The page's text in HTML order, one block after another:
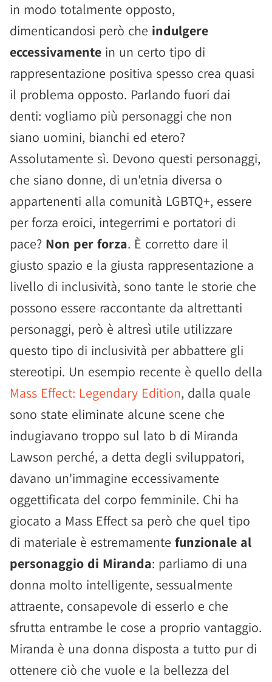
in modo totalmente opposto,
dimenticandosi però che indulgere
eccessivamente in un certo tipo di
rappresentazione positiva spesso crea quasi
il problema opposto. Parlando fuori dai
denti: vogliamo più personaggi che non
siano uomini, bianchi ed etero?
Assolutamente sì. Devono questi personaggi,
che siano donne, di un'etnia diversa o
appartenenti alla comunità LGBTQ+, essere
per forza eroici, integerrimi e portatori di
pace? Non per forza. È corretto dare il
giusto spazio e la giusta rappresentazione a
livello di inclusività, sono tante le storie che
possono essere raccontante da altrettanti
personaggi, però è altresì utile utilizzare
questo tipo di inclusività per abbattere gli
stereotipi. Un esempio recente è quello della
Mass Effect: Legendary Edition, dalla quale
sono state eliminate alcune scene che
indugiavano troppo sul lato b di Miranda
Lawson perché, a detta degli sviluppatori,
davano un'immagine eccessivamente
oggettificata del corpo femminile. Chi ha
giocato a Mass Effect sa però che quel tipo
di materiale è estremamente funzionale al
personaggio di Miranda: parliamo di una
donna molto intelligente, sessualmente
attraente, consapevole di esserlo e che
sfrutta entrambe le cose a proprio vantaggio.
Miranda è una donna disposta a tutto pur di
ottenere ciò che vuole e la bellezza del